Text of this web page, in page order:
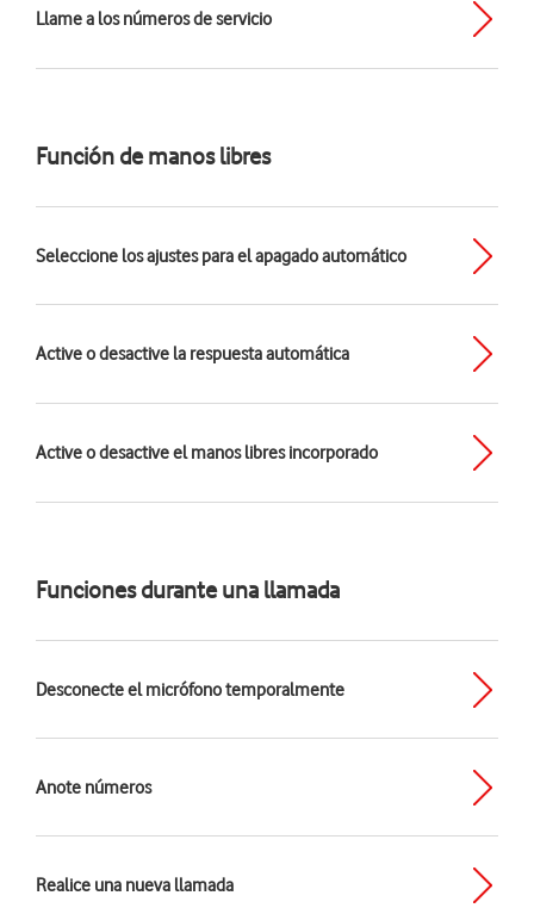
Llame a los números de servicio
Función de manos libres
Seleccione los ajustes para el apagado automático
Active o desactive la respuesta automática
Active o desactive el manos libres incorporado
Funciones durante una llamada
Desconecte el micrófono temporalmente
Anote números
Realice una nueva llamada